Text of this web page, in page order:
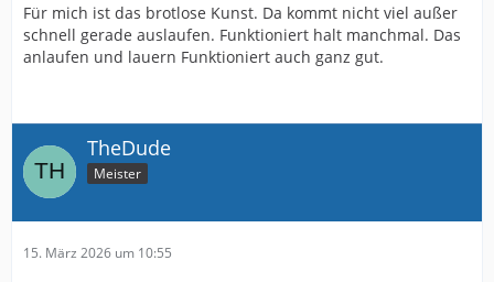
Für mich ist das brotlose Kunst. Da kommt nicht viel außer
schnell gerade auslaufen. Funktioniert halt manchmal. Das
anlaufen und lauern Funktioniert auch ganz gut.
TheDude
Meister
15. März 2026 um 10:55